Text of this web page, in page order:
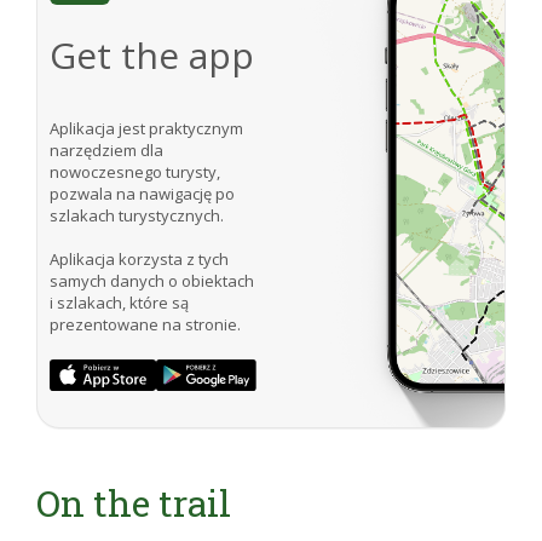
Get the app
Aplikacja jest praktycznym
narzędziem dla
nowoczesnego turysty,
pozwala na nawigację po
szlakach turystycznych.
Aplikacja korzysta z tych
samych danych o obiektach
i szlakach, które są
prezentowane na stronie.
On the trail